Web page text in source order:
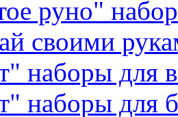
руно"
своими
наборы для
наборы для